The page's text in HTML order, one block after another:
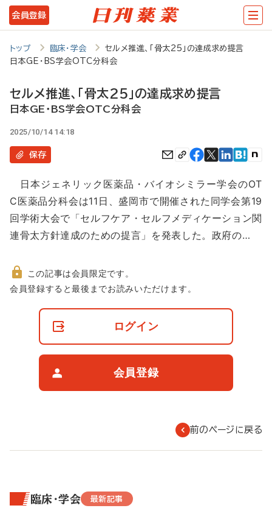
メ
イ
ツ
に
動
会員登録
トップ 臨床・学会
セルメ推進、「骨太25」の達成求め提言
日本GE・BS学会OTC分科会
セルメ推進、「骨太25」の達成求め提言
日本GE・BS学会OTC分科会
2025/10/14 14:18
保存
日本ジェネリック医薬品・バイオシミラー学会のOT
C医薬品分科会は11日、盛岡市で開催された同学会第19
回学術大会で「セルフケア・セルフメディケーション関
連骨太方針達成のための提言」を発表した。政府の…
非
この記事は会員限定です。
会員登録すると最後までお読みいただけます。
ログイン
会員登録
前のページに戻る
臨床・学会 最新記事